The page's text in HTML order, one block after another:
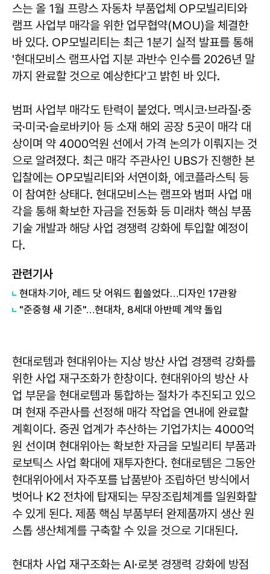
스는 올 1월 프랑스 자동차 부품업체 OP모빌리티와
램프 사업부 매각을 위한 업무협약(MOU)을 체결한
바 있다. OP모빌리티는 최근 1분기 실적 발표를 통해
'현대모비스 램프사업 지분 과반수 인수를 2026년 말
까지 완료할 것으로 예상한다'고 밝힌 바 있다.
범퍼 사업부 매각도 탄력이 붙었다. 멕시코·브라질·중
국·미국·슬로바키아 등 소재 해외 공장 5곳이 매각 대
상이며 약 4000억원 선에서 가격 논의가 이뤄지는 것
으로 알려졌다. 최근 매각 주관사인 UBS가 진행한 본
입찰에는 OP모빌리티와 서연이화, 에코플라스틱 등
이 참여한 상태다. 현대모비스는 램프와 범퍼 사업 매
각을 통해 확보한 자금을 전동화 등 미래차 핵심 부품
기술 개발과 해당 사업 경쟁력 강화에 투입할 예정이
다.
관련기사
현대차·기아, 레드 닷 어워드 휩쓸었다…디자인 17관왕
"준중형 새 기준"…현대차, 8세대 아반떼 계약 돌입
현대로템과 현대위아는 지상 방산 사업 경쟁력 강화를
위한 사업 재구조화가 한창이다. 현대위아의 방산 사
업 부문을 현대로템과 통합하는 절차가 추진되고 있으
며 현재 주관사를 선정해 매각 작업을 연내에 완료할
계획이다. 증권 업계가 추산하는 기업가치는 4000억
원 선이며 현대위아는 확보한 자금을 모빌리티 부품과
로보틱스 사업 확대에 재투자한다. 현대로템은 그동안
현대위아에서 자주포를 납품받아 조립하던 방식에서
벗어나 K2 전차에 탑재되는 무장조립체계를 일원화할
수 있게 된다. 제품 핵심 부품부터 완제품까지 생산 원
스톱 생산체계를 구축할 수 있을 것으로 기대된다.
현대차 사업 재구조화는 AI·로봇 경쟁력 강화에 방점